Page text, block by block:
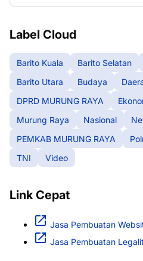
Label Cloud
Barito Kuala Barito Selatan
Barito Utara
Budaya
DPRD MURUNG RAYA
Murung Raya
Nasional
PEMKAB MURUNG RAYA
TNI
Video
Link Cepat
Jasa Pembuatan
Jasa Pembuatan